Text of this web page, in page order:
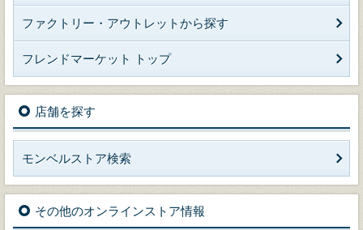
ファクトリー・アウトレットから探す
フレンドマーケット トップ
店舗を探す
モンベルストア検索
その他のオンラインストア情報